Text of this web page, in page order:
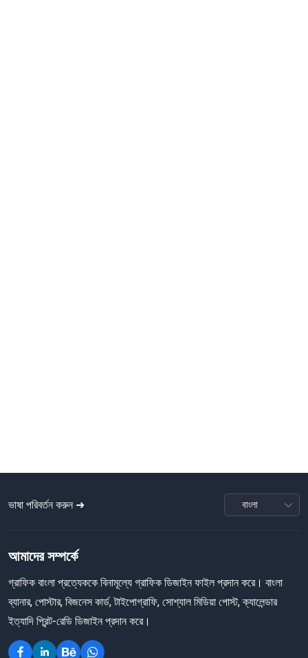
ভাষা পরিবর্তন করুন ➜
আমাদের সম্পর্কে
গ্রাফিক বাংলা প্রত্যেককে বিনামূল্যে গ্রাফিক ডিজাইন ফাইল প্রদান করে। বাংলা
ব্যানার, পোস্টার, বিজনেস কার্ড, টাইপোগ্রাফি, সোশ্যাল মিডিয়া পোস্ট, ক্যালেন্ডার
ইত্যাদি প্রিন্ট-রেডি ডিজাইন প্রদান করে।